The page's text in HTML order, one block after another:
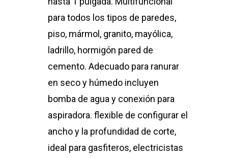
para todos los tipos de paredes,
piso, mármol, granito, mayólica,
ladrillo, hormigón pared de
cemento. Adecuado para ranurar
en seco y húmedo incluyen
bomba de agua y conexión para
aspiradora. flexible de configurar el
ancho y la profundidad de corte,
ideal para gasfiteros, electricistas